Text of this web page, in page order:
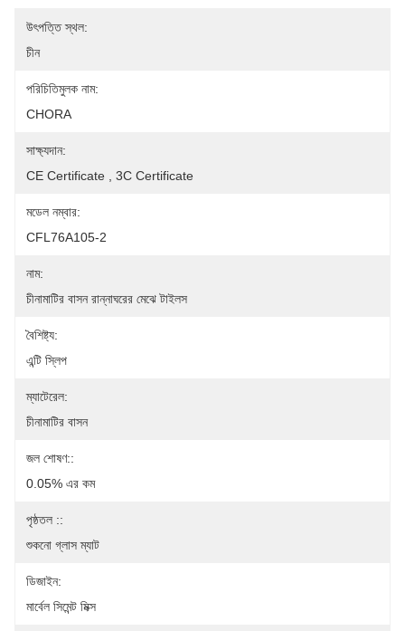
উৎপত্তি স্থল:
চীন
পরিচিতিমুলক নাম:
CHORA
সাক্ষ্যদান:
CE Certificate , 3C Certificate
মডেল নম্বার:
CFL76A105-2
নাম:
চীনামাটির বাসন রান্নাঘরের মেঝে টাইলস
বৈশিষ্ট্য:
এন্টি স্লিপ
ম্যাটেরেল:
চীনামাটির বাসন
জল শোষণ::
0.05% এর কম
পৃষ্ঠতল ::
শুকনো গ্লাস ম্যাট
ডিজাইন:
মার্বেল সিমেন্ট মিক্স